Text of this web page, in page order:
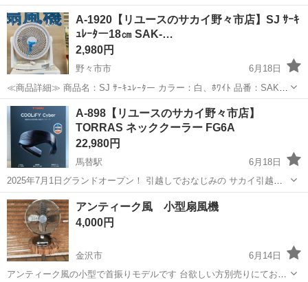
石川 金沢市 季節、空調家電
A-1920【リユースのサカイ野々市店】SJ ｻｰｷ
ｭﾚｰﾀー18㎝ SAK-…
2,980円
野々市市
6月18日
≪商品詳細≫ 商品名：SJ ｻｰｷｭﾚｰﾀー カラー：白、ﾎﾜｲﾄ 品番：SAK-
230 年式：2025 保証：当店１年保証 サイズ(約)：幅 29cm 奥行き
17cm 高さ 30cm（誤差はご了承下さい。...
石川 野々市市 季節、空調家電
A-898【リユースのサカイ野々市店】
TORRAS ネッククーラー FG6A
22,980円
馬替駅
6月18日
2025年7月1日グランドオープン！ 引越しでおなじみの サカイ引越セ
ンターグループのリサイクルショップ リユースのサカイ イオンタウン
野々市店 です(^o^) (ジャングルジャングル石川金沢店の姉妹店)...
石川 野々市市 季節、空調家電
アンティーク風 小型扇風機
4,000円
金沢市
6月14日
アンティーク風の小型で首振りモデルです 台欲しい方別売りにてお譲